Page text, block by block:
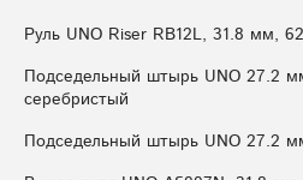
Руль UNO Riser RB12L, 31.8 мм,
Подседельный штырь UNO 27.2
серебристый
Подседельный штырь UNO 27.2